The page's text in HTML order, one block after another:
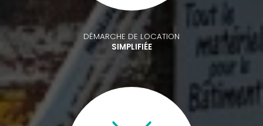
DÉMARCHE DE LOCATION
SIMPLIFIÉE